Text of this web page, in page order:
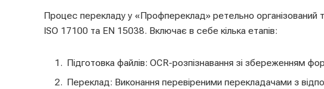
Процес перекладу у «Профпереклад» ретельно організований
ISO 17100 та EN 15038. Включає в себе кілька етапів:
Підготовка файлів: OCR-розпізнавання зі збереженням
Переклад: Виконання перевіреними перекладачами з